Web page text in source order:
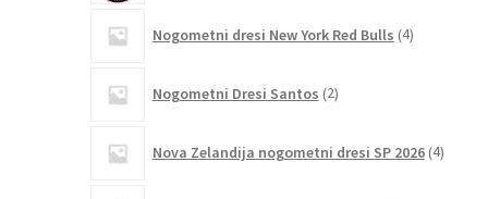
Nogometni dresi New York Red Bulls 4izdelki
Nogometni Dresi Santos 2izdelka
Nova Zelandija nogometni dresi SP 2026 4izdelki